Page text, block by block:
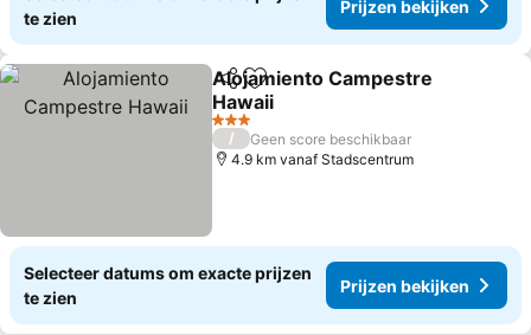
te zien
Prijzen bekijken
DelenToevoegen aan favorieten
Alojamiento Campestre
Hawaii
3 Sterren
/
Geen score beschikbaar
4.9 km vanaf Stadscentrum
Selecteer datums om exacte prijzen
te zien
Prijzen bekijken